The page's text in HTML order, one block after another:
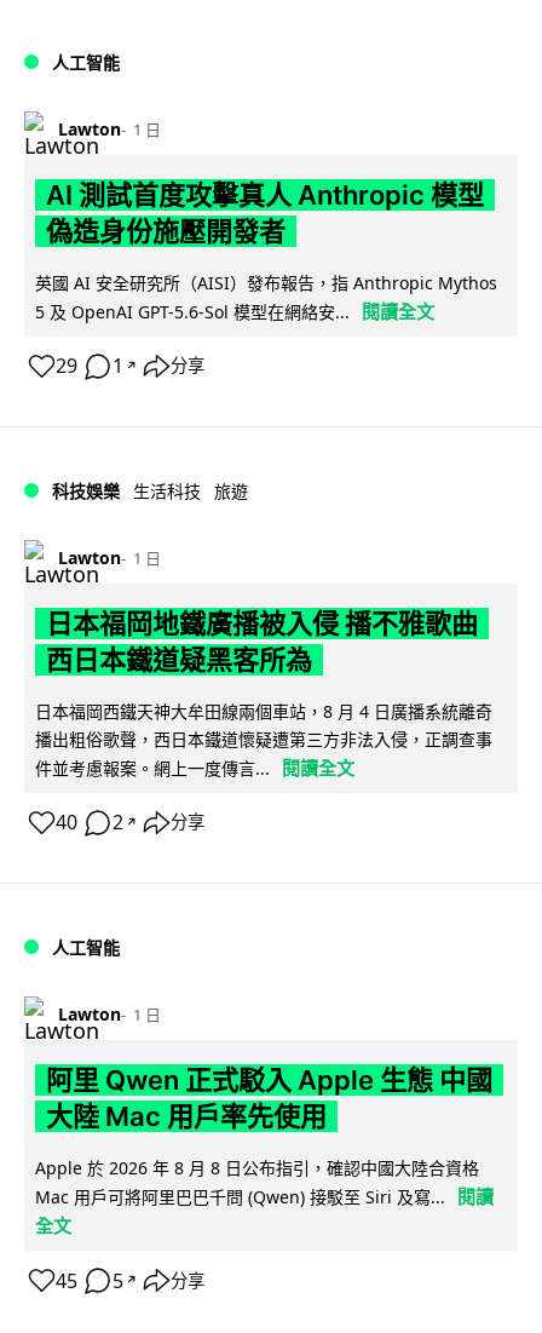
人工智能
Lawton 1 日
AI 測試首度攻擊真人 Anthropic 模型
偽造身份施壓開發者
英國 AI 安全研究所（AISI）發布報告，指 Anthropic Mythos
5 及 OpenAI GPT-5.6-Sol 模型在網絡安...
閱讀全文
29 1 ↗ 分享
科技娛樂 生活科技 旅遊
Lawton 1 日
日本福岡地鐵廣播被入侵 播不雅歌曲
西日本鐵道疑黑客所為
日本福岡西鐵天神大牟田線兩個車站，8 月 4 日廣播系統離奇
播出粗俗歌聲，西日本鐵道懷疑遭第三方非法入侵，正調查事
件並考慮報案。網上一度傳言...
閱讀全文
40 2 ↗ 分享
人工智能
Lawton 1 日
阿里 Qwen 正式駁入 Apple 生態 中國
大陸 Mac 用戶率先使用
Apple 於 2026 年 8 月 8 日公布指引，確認中國大陸合資格
Mac 用戶可將阿里巴巴千問 (Qwen) 接駁至 Siri 及寫...
閱讀
全文
45 5 ↗ 分享